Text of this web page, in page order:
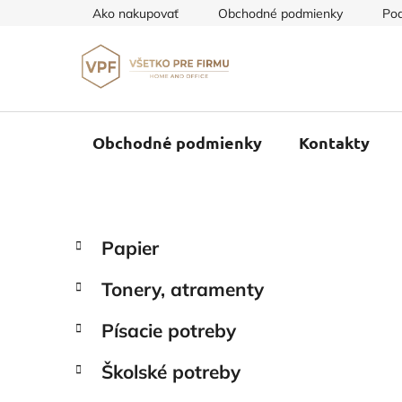
Ako nakupovať Obchodné podmienky
Obchodné podmienky Kontakty
B
č
ý
a
kategórie
K
a
e
ó
i
Papier
Tonery, atramenty
Písacie potreby
Školské potreby